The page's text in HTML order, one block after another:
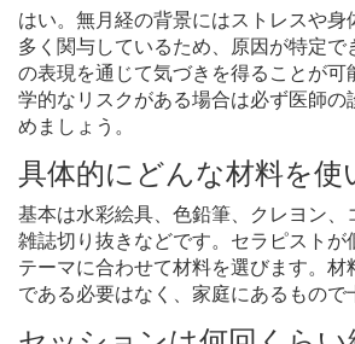
はい。無月経の背景にはストレスや
多く関与しているため、原因が特定
の表現を通じて気づきを得ることが可
学的なリスクがある場合は必ず医師の
めましょう。
具体的にどんな材料を使
基本は水彩絵具、色鉛筆、クレヨン、
雑誌切り抜きなどです。セラピストが
テーマに合わせて材料を選びます。材
である必要はなく、家庭にあるもので